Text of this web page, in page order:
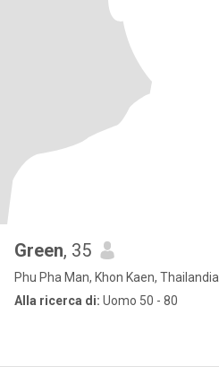
Green, 35
Phu Pha Man, Khon Kaen, Thailandia
Alla ricerca di: Uomo 50 - 80